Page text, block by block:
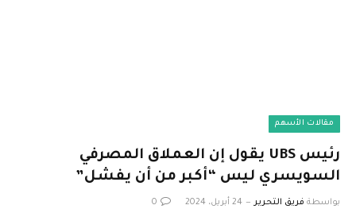
مقالات الأسهم
رئيس UBS يقول إن العملاق المصرفي
السويسري ليس “أكبر من أن يفشل”
بواسطة فريق التحرير 24 أبريل، 2024 0